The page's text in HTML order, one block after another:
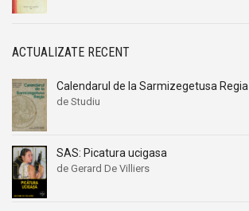
ACTUALIZATE RECENT
Calendarul de la Sarmizegetusa Regia
de Studiu
SAS: Picatura ucigasa
de Gerard De Villiers